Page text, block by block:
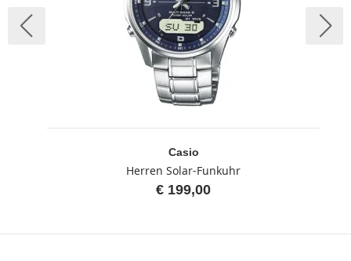
Casio
Herren Solar-Funkuhr
€ 199,00